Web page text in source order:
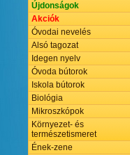
Újdonságok
Akciók
Óvodai nevelés
Alsó tagozat
Idegen nyelv
Óvoda bútorok
Iskola bútorok
Biológia
Mikroszkópok
Környezet- és
természetismeret
Ének-zene